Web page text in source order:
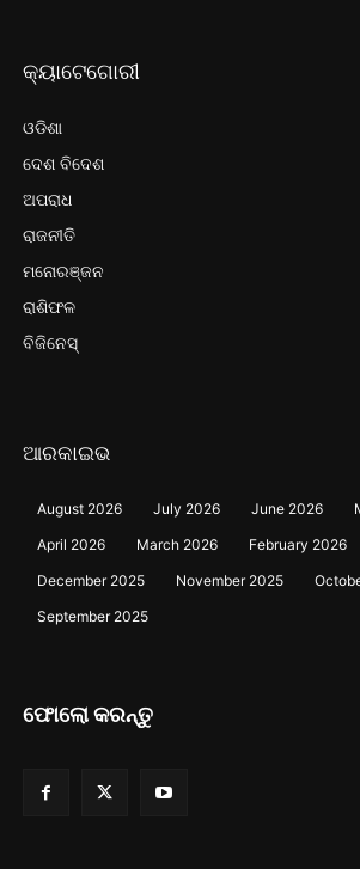
କ୍ୟାଟେଗୋରୀ
ଓଡିଶା
ଦେଶ ବିଦେଶ
ଅପରାଧ
ରାଜନୀତି
ମନୋରଞ୍ଜନ
ରାଶିଫଳ
ବିଜିନେସ୍
ଆରକାଇଭ
August 2026 July 2026 June 2026
April 2026
March 2026 February 2026
December 2025
November 2025
September 2025
ଫୋଲୋ କରନ୍ତୁ